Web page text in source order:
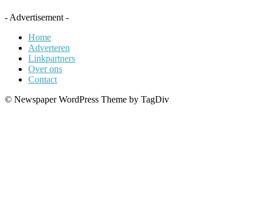
- Advertisement -
Home
Adverteren
Linkpartners
Over ons
Contact
© Newspaper WordPress Theme by TagDiv